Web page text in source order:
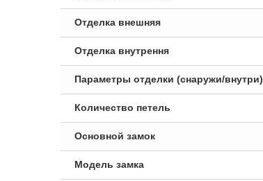
Отделка внешняя
Отделка внутрення
Параметры отделки (снаружи/внутри)
Количество петель
Основной замок
Модель замка